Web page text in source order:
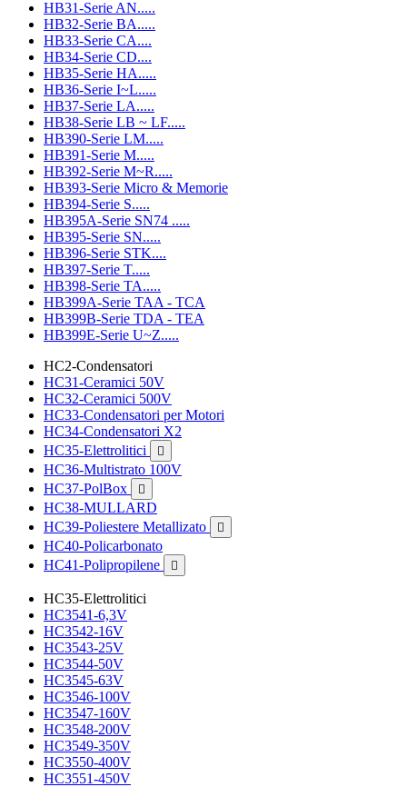
HB31-Serie AN.....
HB32-Serie BA.....
HB33-Serie CA....
HB34-Serie CD....
HB35-Serie HA.....
HB36-Serie I~L.....
HB37-Serie LA.....
HB38-Serie LB ~ LF.....
HB390-Serie LM.....
HB391-Serie M.....
HB392-Serie M~R.....
HB393-Serie Micro & Memorie
HB394-Serie S.....
HB395A-Serie SN74 .....
HB395-Serie SN.....
HB396-Serie STK....
HB397-Serie T.....
HB398-Serie TA.....
HB399A-Serie TAA - TCA
HB399B-Serie TDA - TEA
HB399E-Serie U~Z.....
HC2-Condensatori
HC31-Ceramici 50V
HC32-Ceramici 500V
HC33-Condensatori per Motori
HC34-Condensatori X2
HC35-Elettrolitici

HC36-Multistrato 100V
HC37-PolBox

HC38-MULLARD
HC39-Poliestere Metallizato

HC40-Policarbonato
HC41-Polipropilene

HC35-Elettrolitici
HC3541-6,3V
HC3542-16V
HC3543-25V
HC3544-50V
HC3545-63V
HC3546-100V
HC3547-160V
HC3548-200V
HC3549-350V
HC3550-400V
HC3551-450V